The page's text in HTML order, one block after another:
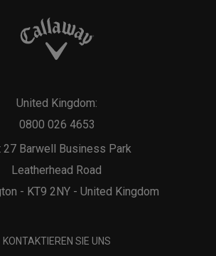
27 Barwell Business Park
Leatherhead Road
- KT9 2NY - United Kingdom
United Kingdom:
0800 026 4653
KONTAKTIEREN SIE UNS